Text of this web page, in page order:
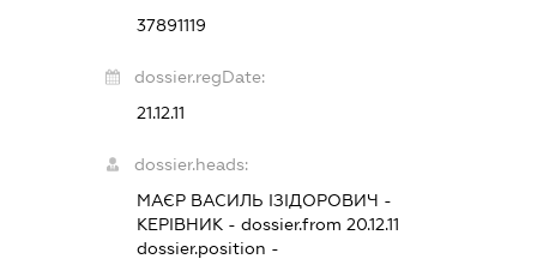
37891119
dossier.regDate:
21.12.11
dossier.heads:
МАЄР ВАСИЛЬ ІЗІДОРОВИЧ -
КЕРІВНИК - dossier.from 20.12.11
dossier.position -